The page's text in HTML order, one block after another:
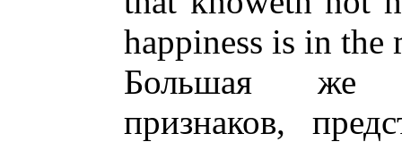
happiness is in the
Большая же
признаков,